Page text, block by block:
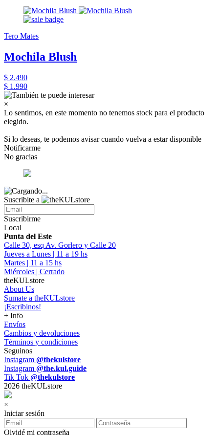
Tero Mates
Mochila Blush
$ 2.490
$ 1.990
×
Lo sentimos, en este momento no tenemos stock para el producto
elegido.
Si lo deseas, te podemos avisar cuando vuelva a estar disponible
Notificarme
No gracias
Suscribite a
Suscribirme
Local
Punta del Este
Calle 30, esq Av. Gorlero y Calle 20
Jueves a Lunes | 11 a 19 hs
Martes | 11 a 15 hs
Miércoles | Cerrado
theKULstore
About Us
Sumate a theKULstore
¡Escribinos!
+ Info
Envíos
Cambios y devoluciones
Términos y condiciones
Seguinos
Instagram @thekulstore
Instagram @the.kul.guide
Tik Tok @thekulstore
2026 theKULstore
×
Iniciar sesión
Olvidé mi contraseña